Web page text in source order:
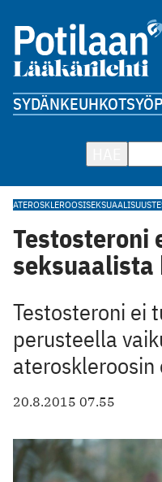
SYDÄNKEUHKOT
ATEROSKLEROOSISEKSUAALISUUS
Testosteroni
seksuaalista
Testosteroni ei
perusteella
ateroskleroosin
20.8.2015 07.55